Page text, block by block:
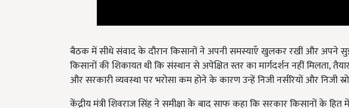
किसानों की शिकायत थी कि संस्थान से अपेक्षित स्तर का मार्गदर्शन नहीं मिलता,
और सरकारी व्यवस्था पर भरोसा कम होने के कारण उन्हें निजी नर्सरियों और निजी
केंद्रीय मंत्री शिवराज सिंह ने समीक्षा के बाद साफ कहा कि सरकार किसानों के
कसौटी पर परखा जाएगा। शिवराज सिंह चौहान ने कहा-क्योंकि हम लोग किसानों